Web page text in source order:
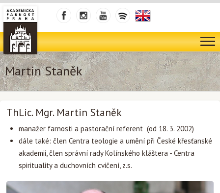
Martin Staněk
ThLic. Mgr. Martin Staněk
manažer farnosti a pastorační referent (od 18. 3. 2002)
dále také: člen Centra teologie a umění při České křesťanské
akademii, člen správní rady Kolínského kláštera - Centra
spirituality a duchovních cvičení, z.s.